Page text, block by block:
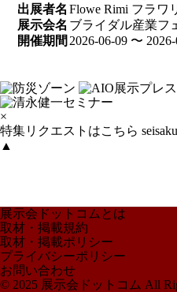
出展者名 Flowe Rimi フラワ
展示会名 ブライダル産業フ
開催期間 2026-06-09 〜
×
特集リクエストはこちら
展示会ドットコムとは
取材・掲載規約
取材・掲載ポリシー
プライバシーポリシー
お問い合わせ
© 2025 展示会ドットコム All
▲